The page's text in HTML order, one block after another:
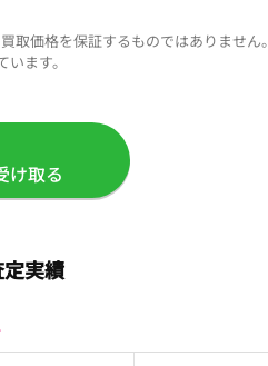
価格を保証するものではありません。
ます。
け取る
実績